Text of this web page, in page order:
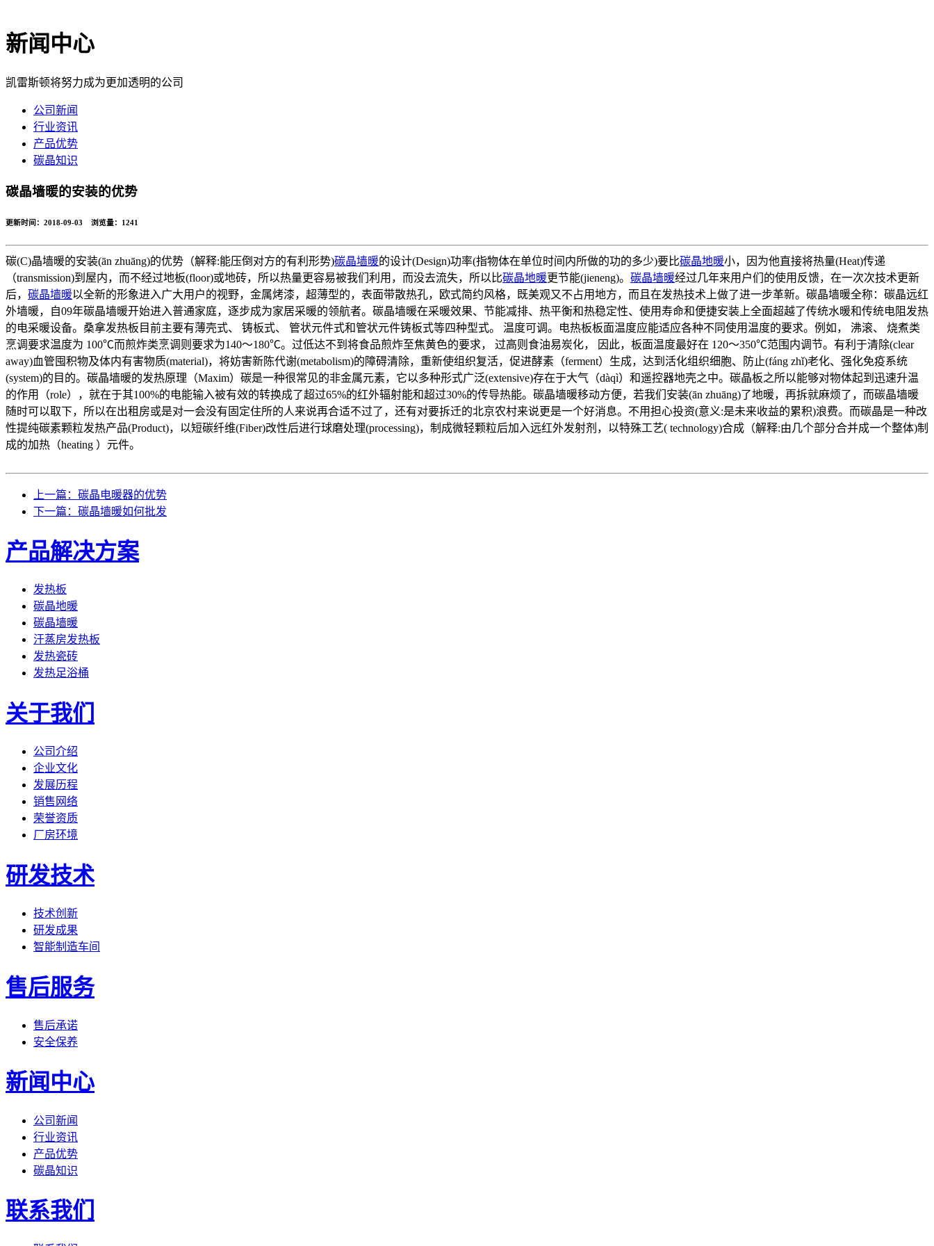
新闻中心
凯雷斯顿将努力成为更加透明的公司
公司新闻
行业资讯
产品优势
碳晶知识
碳晶墙暖的安装的优势
更新时间：2018-09-03 浏览量： 1241
碳(C)晶墙暖的安装(ān zhuāng)的优势（解释:能压倒对方的有利形势)碳晶墙暖的设计(Design)功率(指物体在单位时间内所做的功的多少)要比碳晶地暖小，因为他直接将热量(Heat)传递
（transmission)到屋内，而不经过地板(floor)或地砖，所以热量更容易被我们利用，而没去流失，所以比碳晶地暖更节能(jieneng)。 碳晶墙暖经过几年来用户们的使用反馈，在一次次技术更新
后， 碳晶墙暖以全新的形象进入广大用户的视野，金属烤漆，超薄型的，表面带散热孔，欧式简约风格，既美观又不占用地方，而且在发热技术上做了进一步革新。碳晶墙暖全称：碳晶远红
外墙暖，自09年碳晶墙暖开始进入普通家庭，逐步成为家居采暖的领航者。碳晶墙暖在采暖效果、节能减排、热平衡和热稳定性、使用寿命和便捷安装上全面超越了传统水暖和传统电阻发热
的电采暖设备。桑拿发热板目前主要有薄壳式、 铸板式、 管状元件式和管状元件铸板式等四种型式。 温度可调。电热板板面温度应能适应各种不同使用温度的要求。例如， 沸滚、 烧煮类
烹调要求温度为 100℃而煎炸类烹调则要求为140～180℃。过低达不到将食品煎炸至焦黄色的要求， 过高则食油易炭化， 因此，板面温度最好在 120～350℃范围内调节。有利于清除(clear
away)血管囤积物及体内有害物质(material)，将妨害新陈代谢(metabolism)的障碍清除，重新使组织复活，促进酵素（ferment）生成，达到活化组织细胞、防止(fáng zhǐ)老化、强化免疫系统
(system)的目的。碳晶墙暖的发热原理（Maxim）碳是一种很常见的非金属元素，它以多种形式广泛(extensive)存在于大气（dàqì）和遥控器地壳之中。碳晶板之所以能够对物体起到迅速升温
的作用（role），就在于其100%的电能输入被有效的转换成了超过65%的红外辐射能和超过30%的传导热能。碳晶墙暖移动方便，若我们安装(ān zhuāng)了地暖，再拆就麻烦了，而碳晶墙暖
随时可以取下，所以在出租房或是对一会没有固定住所的人来说再合适不过了，还有对要拆迁的北京农村来说更是一个好消息。不用担心投资(意义:是未来收益的累积)浪费。而碳晶是一种改
性提纯碳素颗粒发热产品(Product)，以短碳纤维(Fiber)改性后进行球磨处理(processing)，制成微轻颗粒后加入远红外发射剂，以特殊工艺( technology)合成（解释:由几个部分合并成一个整体)制
成的加热（heating ）元件。
上一篇：碳晶电暖器的优势
下一篇：碳晶墙暖如何批发
产品解决方案
发热板
碳晶地暖
碳晶墙暖
汗蒸房发热板
发热瓷砖
发热足浴桶
关于我们
公司介绍
企业文化
发展历程
销售网络
荣誉资质
厂房环境
研发技术
技术创新
研发成果
智能制造车间
售后服务
售后承诺
安全保养
新闻中心
公司新闻
行业资讯
产品优势
碳晶知识
联系我们